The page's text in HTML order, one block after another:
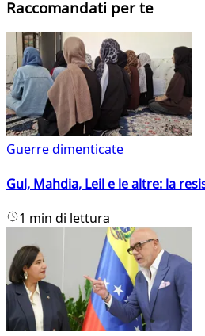
Raccomandati per te
Guerre dimenticate
Gul, Mahdia, Leil e le altre: la
1 min di lettura